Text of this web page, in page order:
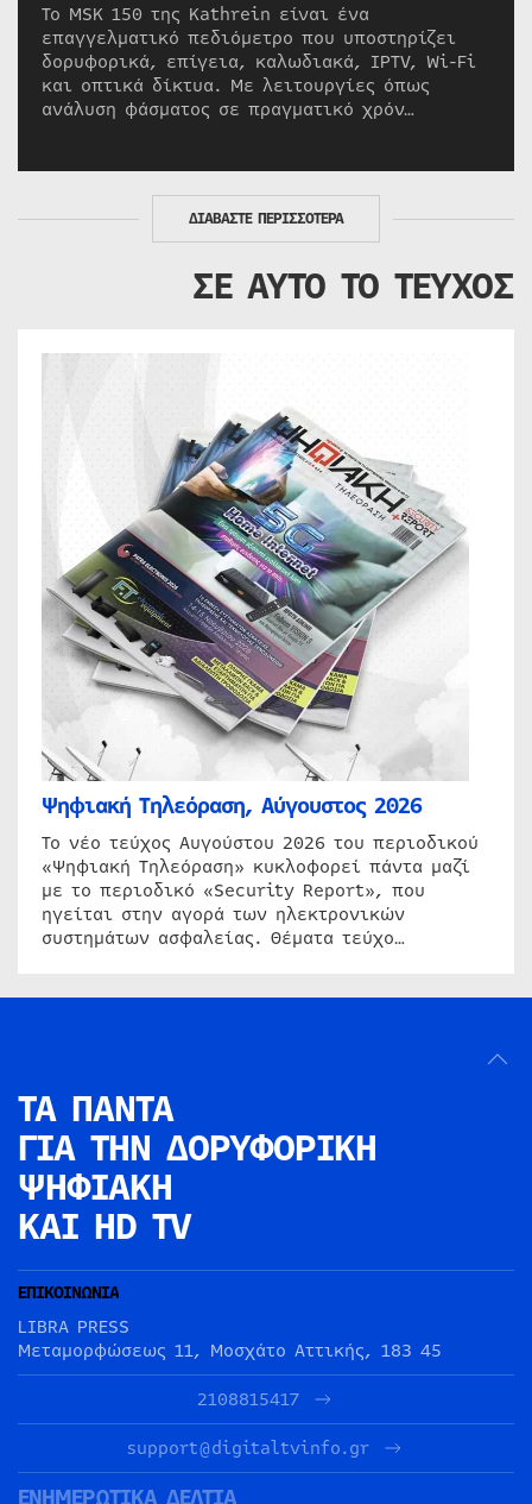
Το MSK 150 της Kathrein είναι ένα
επαγγελματικό πεδιόμετρο που υποστηρίζει
δορυφορικά, επίγεια, καλωδιακά, IPTV, Wi-Fi
και οπτικά δίκτυα. Με λειτουργίες όπως
ανάλυση φάσματος σε πραγματικό χρόν…
ΔΙΑΒΑΣΤΕ ΠΕΡΙΣΣΟΤΕΡΑ
ΣΕ ΑΥΤΟ ΤΟ ΤΕΥΧΟΣ
Ψηφιακή Τηλεόραση, Αύγουστος 2026
Το νέο τεύχος Αυγούστου 2026 του περιοδικού
«Ψηφιακή Τηλεόραση» κυκλοφορεί πάντα μαζί
με το περιοδικό «Security Report», που
ηγείται στην αγορά των ηλεκτρονικών
συστημάτων ασφαλείας. Θέματα τεύχο…
ΤΑ ΠΑΝΤΑ
ΓΙΑ ΤΗΝ ΔΟΡΥΦΟΡΙΚΗ
ΨΗΦΙΑΚΗ
ΚΑΙ HD TV
ΕΠΙΚΟΙΝΩΝΙΑ
LIBRA PRESS
Μεταμορφώσεως 11, Μοσχάτο Αττικής, 183 45
2108815417
support@digitaltvinfo.gr
ΕΝΗΜΕΡΩΤΙΚΑ ΔΕΛΤΙΑ